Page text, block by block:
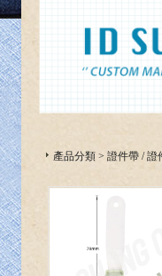
產品分類 > 證件帶 / 證